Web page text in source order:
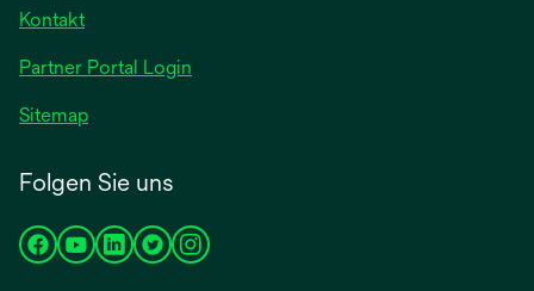
Kontakt
Partner Portal Login
Sitemap
Folgen Sie uns
wirdwirdwirdwirdwird